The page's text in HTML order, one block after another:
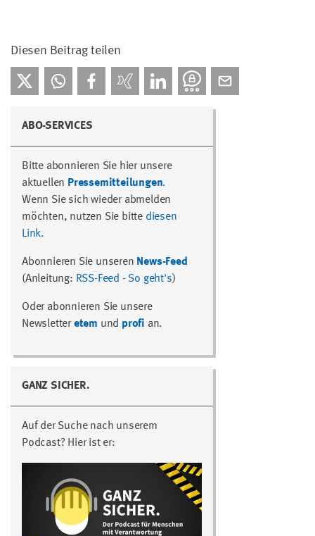
Diesen Beitrag teilen
ABO-SERVICES
Bitte abonnieren Sie hier unsere
aktuellen Pressemitteilungen.
Wenn Sie sich wieder abmelden
möchten, nutzen Sie bitte diesen
Link.
Abonnieren Sie unseren News-Feed
(Anleitung: RSS-Feed - So geht's)
Oder abonnieren Sie unsere
Newsletteretem und profi an.
GANZ SICHER.
Auf der Suche nach unserem
Podcast? Hier ist er: